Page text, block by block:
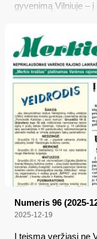
gyvenimą Vilniuje –
Numeris 96 (2025-
2025-12-19
Į teismą veržiasi ne